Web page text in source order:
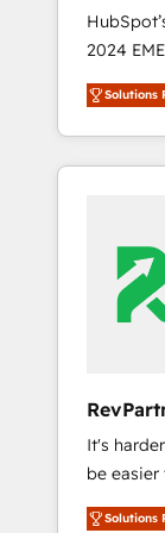
2024
world’s
With
370+
From
human at global
Solutions
It's harder to win. It's
be
it's not. So our focus is serving you, the
Solutions